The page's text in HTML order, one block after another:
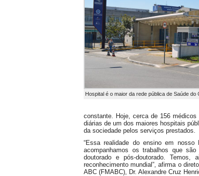
Hospital é o maior da rede pública de Saúde do
constante. Hoje, cerca de 156
diárias de um dos maiores hospitais
da sociedade pelos serviços prestados.
“Essa realidade do ensino em
acompanhamos os trabalhos que
doutorado e pós-doutorado.
reconhecimento mundial”, afirma o
ABC (FMABC), Dr. Alexandre Cruz